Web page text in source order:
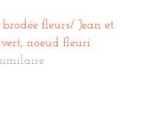
brodée fleurs/ Jean et
noeud fleuri